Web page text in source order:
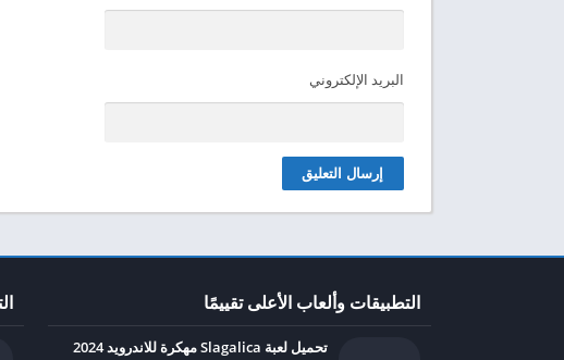
البريد الإلكتروني
التطبيقات وألعاب الأعلى تقييمًا
تحميل لعبة Slagalica مهكرة للاندرويد 2024